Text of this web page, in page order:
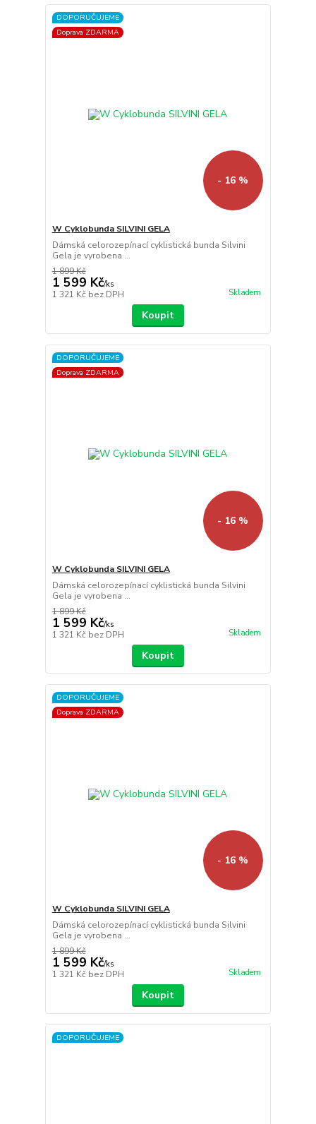
DOPORUČUJEME
Doprava ZDARMA
- 16 %
W Cyklobunda SILVINI GELA
Dámská celorozepínací cyklistická bunda Silvini
Gela je vyrobena ...
1 899 Kč
1 599 Kč/ks
1 321 Kč bez DPH Skladem
Koupit
DOPORUČUJEME
Doprava ZDARMA
- 16 %
W Cyklobunda SILVINI GELA
Dámská celorozepínací cyklistická bunda Silvini
Gela je vyrobena ...
1 899 Kč
1 599 Kč/ks
1 321 Kč bez DPH Skladem
Koupit
DOPORUČUJEME
Doprava ZDARMA
- 16 %
W Cyklobunda SILVINI GELA
Dámská celorozepínací cyklistická bunda Silvini
Gela je vyrobena ...
1 899 Kč
1 599 Kč/ks
1 321 Kč bez DPH Skladem
Koupit
DOPORUČUJEME